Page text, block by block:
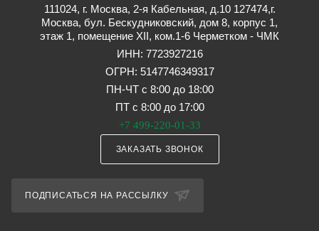
111024, г. Москва, 2-я Кабельная, д.10 127474,г.
Москва, бул. Бескудниковский, дом 8, корпус 1,
этаж 1, помещение XII, ком.1-6 Черметком - ЧМК
ИНН: 7723927216
ОГРН: 5147746349317
ПН-ЧТ с 8:00 до 18:00
ПТ с 8:00 до 17:00
+7 499-220-01-33
ЗАКАЗАТЬ ЗВОНОК
ПОДПИСАТЬСЯ НА РАССЫЛКУ